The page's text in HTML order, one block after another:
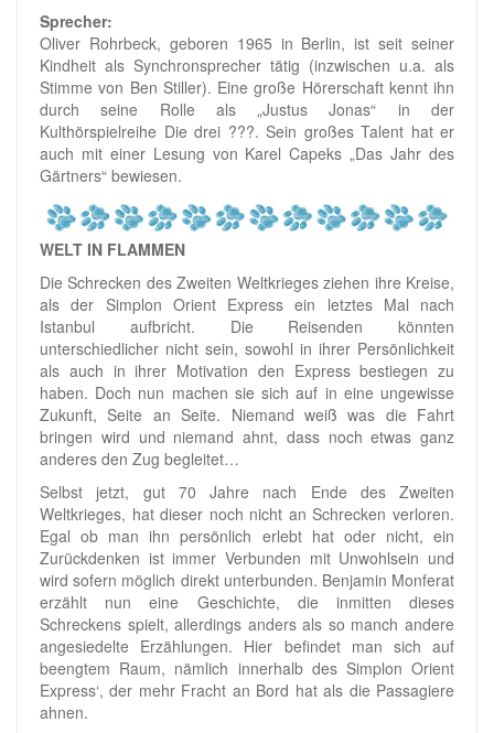
Sprecher:
Oliver Rohrbeck, geboren 1965 in Berlin, ist seit seiner
Kindheit als Synchronsprecher tätig (inzwischen u.a. als
Stimme von Ben Stiller). Eine große Hörerschaft kennt ihn
durch seine Rolle als „Justus Jonas“ in der
Kulthörspielreihe Die drei ???. Sein großes Talent hat er
auch mit einer Lesung von Karel Capeks „Das Jahr des
Gärtners“ bewiesen.
WELT IN FLAMMEN
Die Schrecken des Zweiten Weltkrieges ziehen ihre Kreise,
als der Simplon Orient Express ein letztes Mal nach
Istanbul aufbricht. Die Reisenden könnten
unterschiedlicher nicht sein, sowohl in ihrer Persönlichkeit
als auch in ihrer Motivation den Express bestiegen zu
haben. Doch nun machen sie sich auf in eine ungewisse
Zukunft, Seite an Seite. Niemand weiß was die Fahrt
bringen wird und niemand ahnt, dass noch etwas ganz
anderes den Zug begleitet…
Selbst jetzt, gut 70 Jahre nach Ende des Zweiten
Weltkrieges, hat dieser noch nicht an Schrecken verloren.
Egal ob man ihn persönlich erlebt hat oder nicht, ein
Zurückdenken ist immer Verbunden mit Unwohlsein und
wird sofern möglich direkt unterbunden. Benjamin Monferat
erzählt nun eine Geschichte, die inmitten dieses
Schreckens spielt, allerdings anders als so manch andere
angesiedelte Erzählungen. Hier befindet man sich auf
beengtem Raum, nämlich innerhalb des Simplon Orient
Express‘, der mehr Fracht an Bord hat als die Passagiere
ahnen.